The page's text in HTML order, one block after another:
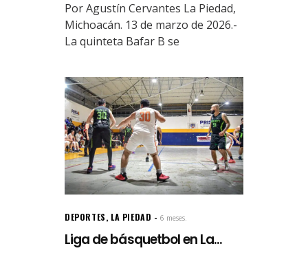
Por Agustín Cervantes La Piedad,
Michoacán. 13 de marzo de 2026.-
La quinteta Bafar B se
DEPORTES, LA PIEDAD 6 meses.
Liga de básquetbol en La...